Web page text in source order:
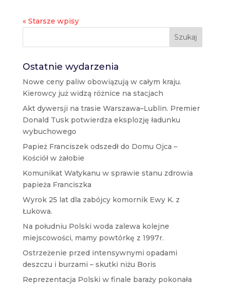
« Starsze wpisy
Szukaj
Ostatnie wydarzenia
Nowe ceny paliw obowiązują w całym kraju.
Kierowcy już widzą różnice na stacjach
Akt dywersji na trasie Warszawa–Lublin. Premier
Donald Tusk potwierdza eksplozję ładunku
wybuchowego
Papież Franciszek odszedł do Domu Ojca –
Kościół w żałobie
Komunikat Watykanu w sprawie stanu zdrowia
papieża Franciszka
Wyrok 25 lat dla zabójcy komornik Ewy K. z
Łukowa.
Na południu Polski woda zalewa kolejne
miejscowości, mamy powtórkę z 1997r.
Ostrzeżenie przed intensywnymi opadami
deszczu i burzami – skutki niżu Boris
Reprezentacja Polski w finale baraży pokonała